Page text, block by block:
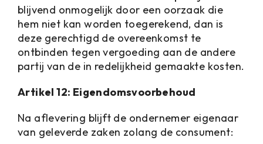
blijvend onmogelijk door een oorzaak die
hem niet kan worden toegerekend, dan is
deze gerechtigd de overeenkomst te
ontbinden tegen vergoeding aan de andere
partij van de in redelijkheid gemaakte kosten.
Artikel 12: Eigendomsvoorbehoud
Na aflevering blijft de ondernemer eigenaar
van geleverde zaken zolang de consument: